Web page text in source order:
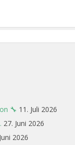
🔧 11. Juli 2026
27. Juni 2026
2026